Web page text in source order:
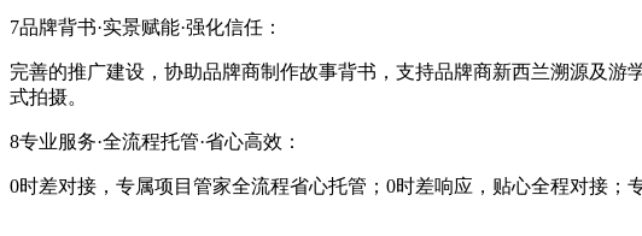
7品牌背书·实景赋能·强化信任：
完善的推广建设，协助品牌商制作故事背书，支持品牌商新西兰溯源及
式拍摄。
8专业服务·全流程托管·省心高效：
0时差对接，专属项目管家全流程省心托管；0时差响应，贴心全程对接；